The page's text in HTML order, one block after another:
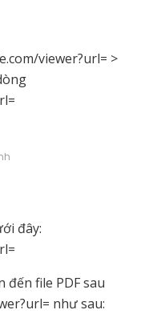
viewer?url= >
đây:
file PDF sau
như sau: